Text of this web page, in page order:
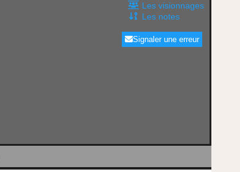
Les visionnages
Les notes
Signaler une erreur